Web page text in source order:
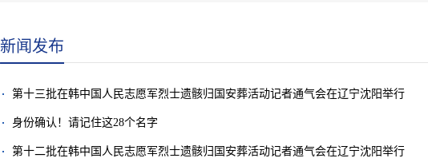
新闻发布
第十三批在韩中国人民志愿军烈士遗骸归国安葬活动记者通气会在辽宁沈阳举行
身份确认！请记住这28个名字
第十二批在韩中国人民志愿军烈士遗骸归国安葬活动记者通气会在辽宁沈阳举行